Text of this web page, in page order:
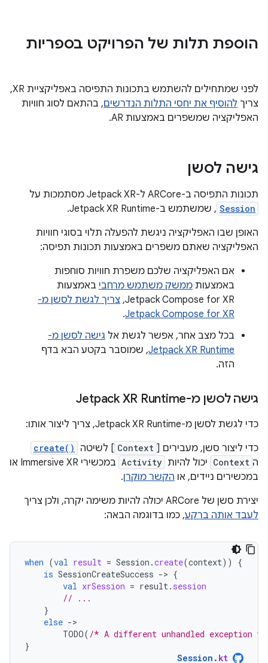
הוספת תלות של הפרויקט בספריות
לפני שמתחילים להשתמש בתכונות התפיסה באפליקציית XR,
צריך להוסיף את יחסי התלות הנדרשים, בהתאם לסוג חוויות
האפליקציה שמשפרים באמצעות AR.
גישה לסשן
תכונות התפיסה ב-ARCore ל-Jetpack XR מסתמכות על
Session , שמשתמש ב-Jetpack XR Runtime.
האופן שבו האפליקציה ניגשת להפעלה תלוי בסוגי חוויות
האפליקציה שאתם משפרים באמצעות תכונות תפיסה:
אם האפליקציה שלכם משפרת חוויות סוחפות
באמצעות ממשק משתמש מרחבי באמצעות
Jetpack Compose for XR, צריך לגשת לסשן מ-
Jetpack Compose for XR
.
בכל מצב אחר, אפשר לגשת אל גישה לסשן מ-
Jetpack XR Runtime, שמוסבר בקטע הבא בדף
הזה.
גישה לסשן מ-Jetpack XR Runtime
כדי לגשת לסשן מ-Jetpack XR Runtime, צריך ליצור אותו:
כדי ליצור סשן, מעבירים [ Context ] לשיטה create()
ה Context יכול להיות Activity
במכשירי Immersive XR או
במכשירים ניידים, או הקשר מוקרן.
יצירת סשן של ARCore יכולה להיות משימה יקרה, ולכן צריך
לעבד אותה ברקע, כמו בדוגמה הבאה:
when (val result = Session .create(context))
{
is SessionCreateSuccess -> {
val xrSession = result. session
// ...
}
else -
TODO( /* A different unhandled exception
}
Session . kt